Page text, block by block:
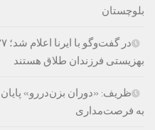
بلوچستان
بهزیستی فرزندان طلاق هستند
ظریف: «دوران بزن‌دررو»
به فرصت‌مداری